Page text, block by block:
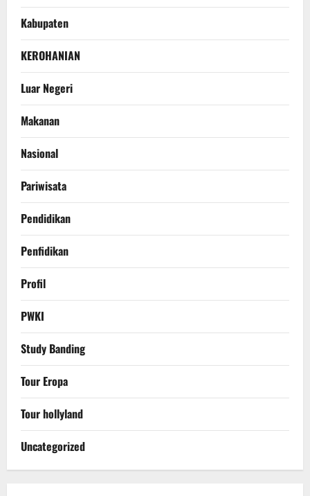
Kabupaten
KEROHANIAN
Luar Negeri
Makanan
Nasional
Pariwisata
Pendidikan
Penfidikan
Profil
PWKI
Study Banding
Tour Eropa
Tour hollyland
Uncategorized